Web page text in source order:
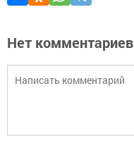
Нет комментариев